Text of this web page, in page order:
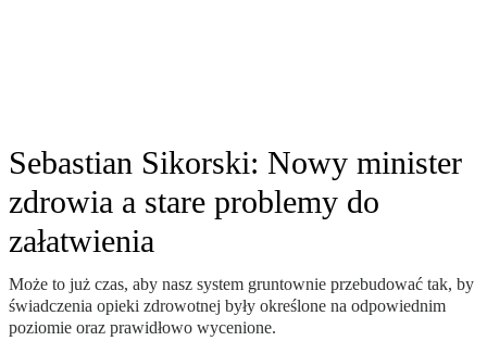
Sebastian Sikorski: Nowy minister
zdrowia a stare problemy do
załatwienia
Może to już czas, aby nasz system gruntownie przebudować tak, by
świadczenia opieki zdrowotnej były określone na odpowiednim
poziomie oraz prawidłowo wycenione.